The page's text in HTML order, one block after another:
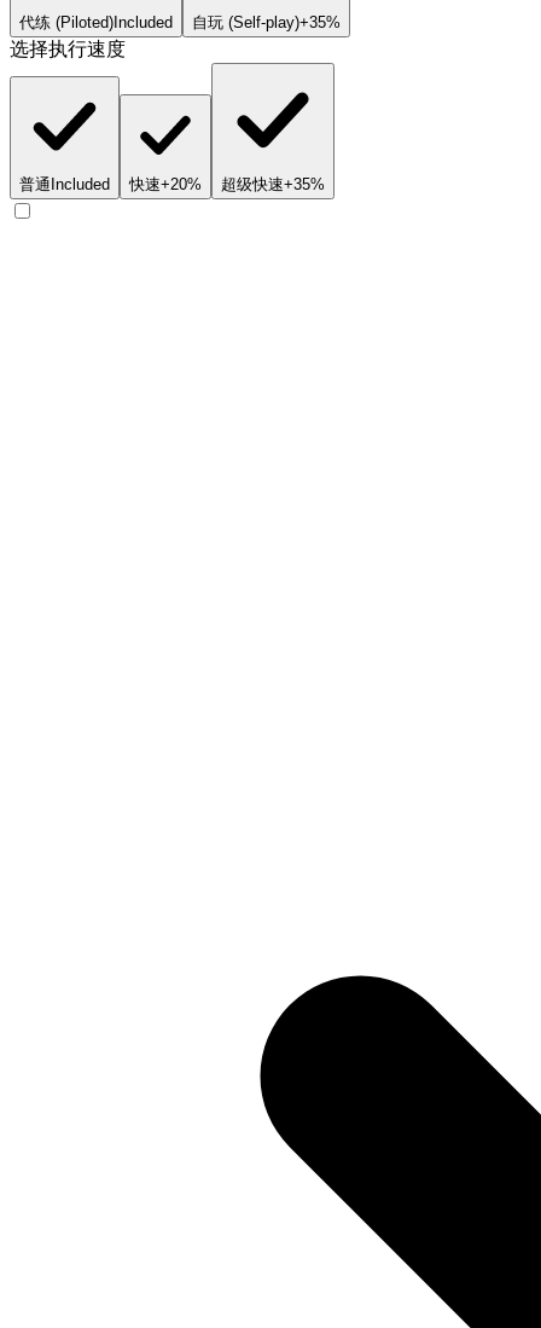
代练 (Piloted)Included 自玩 (Self-play)+35%
选择执行速度
普通Included 快速+20% 超级快速+35%